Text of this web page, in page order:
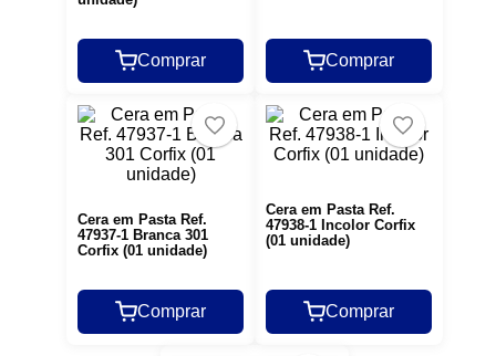
Comprar Comprar
Cera em Pasta Ref.
47937-1 Branca 301
Corfix (01 unidade)
Comprar
Cera em Pasta Ref.
47938-1 Incolor Corfix
(01 unidade)
Comprar